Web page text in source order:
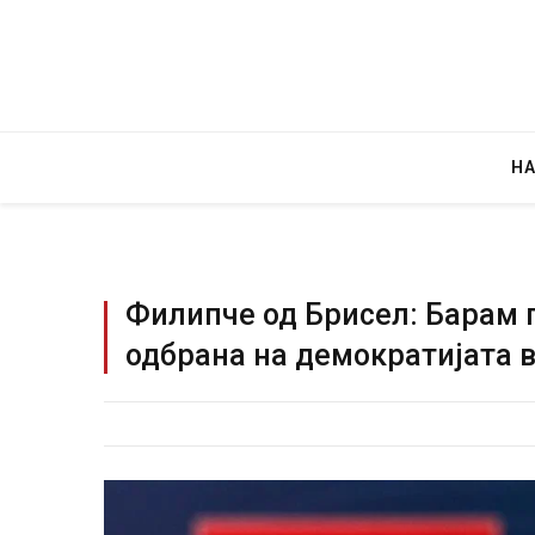
Филипче од Брисел: Барам
одбрана на демократијата
Уште двајца